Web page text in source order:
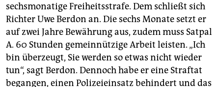
sechsmonatige Freiheitsstrafe. Dem schließt sich
Richter Uwe Berdon an. Die sechs Monate setzt er
auf zwei Jahre Bewährung aus, zudem muss Satpal
A. 60 Stunden gemeinnützige Arbeit leisten. „Ich
bin überzeugt, Sie werden so etwas nicht wieder
tun“, sagt Berdon. Dennoch habe er eine Straftat
begangen, einen Polizeieinsatz behindert und das